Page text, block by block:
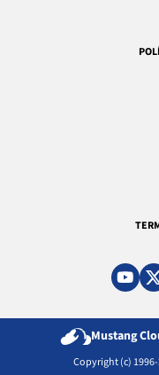
Mustang
Copyright (c)